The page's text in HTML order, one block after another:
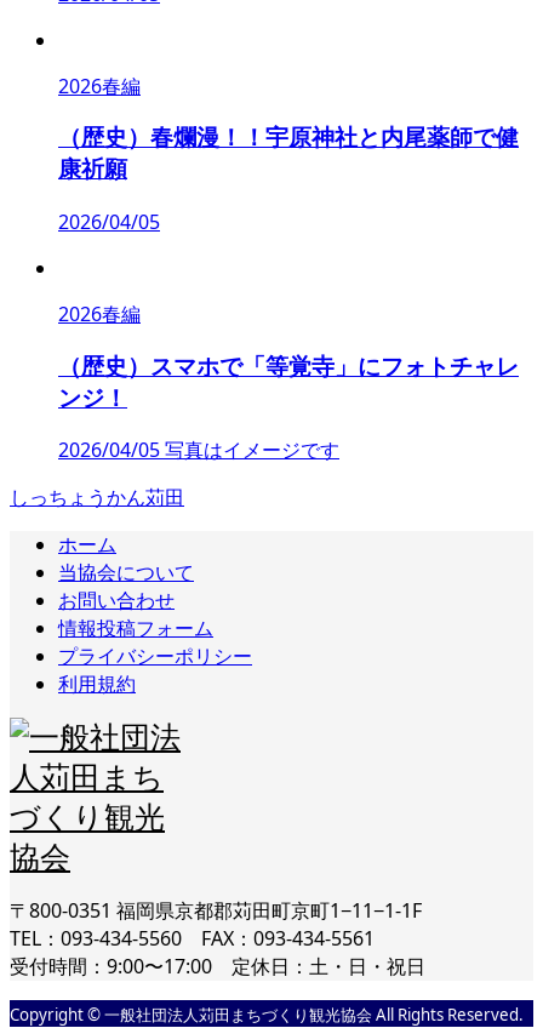
2026春編
（歴史）春爛漫！！宇原神社と内尾薬師で健
康祈願
2026/04/05
2026春編
（歴史）スマホで「等覚寺」にフォトチャレ
ンジ！
2026/04/05 写真はイメージです
しっちょうかん苅田
ホーム
当協会について
お問い合わせ
情報投稿フォーム
プライバシーポリシー
利用規約
〒800-0351 福岡県京都郡苅田町京町1−11−1-1F
TEL：093-434-5560 FAX：093-434-5561
受付時間：9:00〜17:00 定休日：土・日・祝日
Copyright © 一般社団法人苅田まちづくり観光協会 All Rights Reserved.